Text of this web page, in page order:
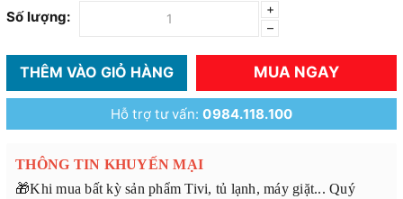
Số lượng:
+
–
THÊM VÀO GIỎ HÀNG MUA NGAY
Hỗ trợ tư vấn:0984.118.100
THÔNG TIN KHUYẾN MẠI
🎁Khi mua bất kỳ sản phẩm Tivi, tủ lạnh, máy giặt... Quý